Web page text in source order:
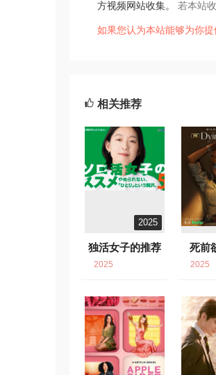
方视频网站收集。 若本站
如果您认为本站能够为你
相关推荐
2025
独活女子的推荐
5
2025
死前
2025